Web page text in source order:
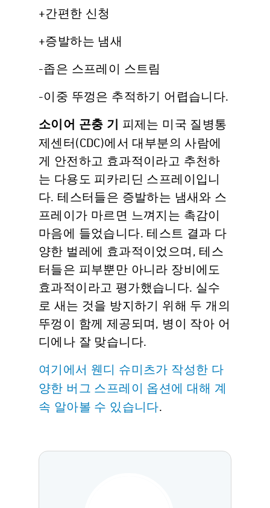
+간편한 신청
+증발하는 냄새
-좁은 스프레이 스트림
-이중 뚜껑은 추적하기 어렵습니다.
소이어 곤충 기
피제는 미국 질병통
제센터(CDC)에서 대부분의 사람에
게 안전하고 효과적이라고 추천하
는 다용도 피카리딘 스프레이입니
다. 테스터들은 증발하는 냄새와 스
프레이가 마르면 느껴지는 촉감이
마음에 들었습니다. 테스트 결과 다
양한 벌레에 효과적이었으며, 테스
터들은 피부뿐만 아니라 장비에도
효과적이라고 평가했습니다. 실수
로 새는 것을 방지하기 위해 두 개의
뚜껑이 함께 제공되며, 병이 작아 어
디에나 잘 맞습니다.
여기에서 웬디 슈미츠가 작성한 다
양한 버그 스프레이 옵션에 대해 계
속 알아볼 수 있습니다.